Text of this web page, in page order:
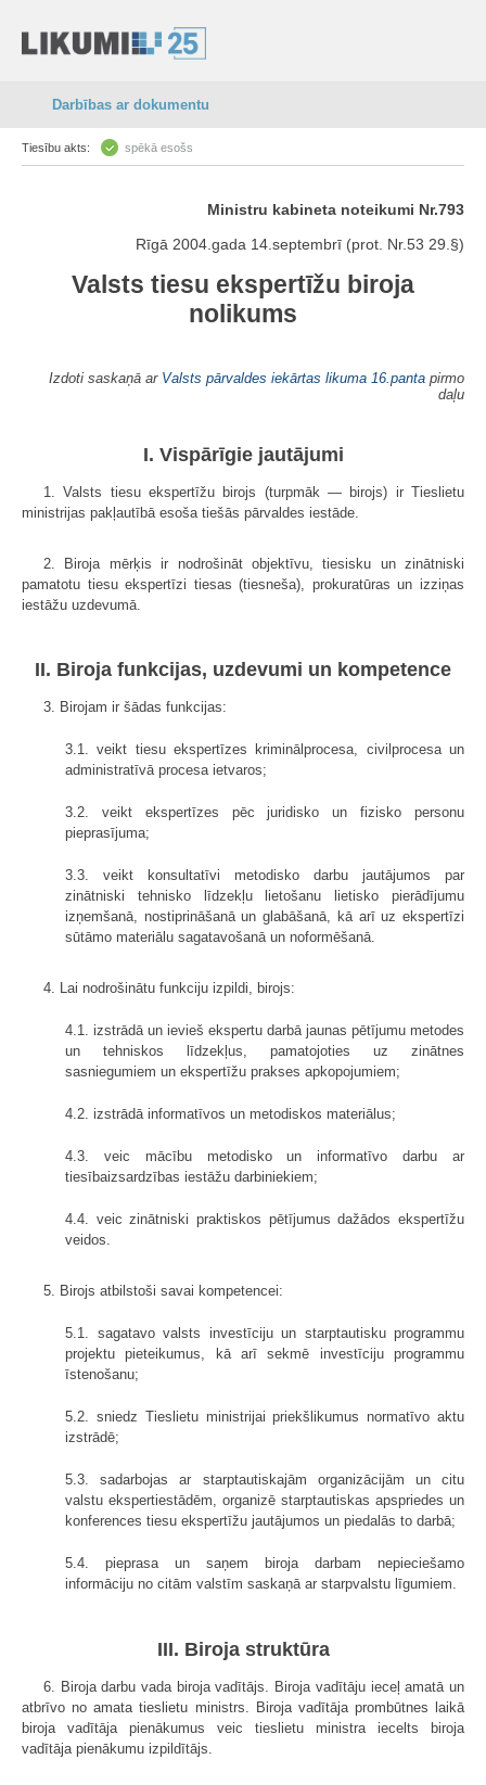
Darbības ar dokumentu
Tiesību akts: spēkā esošs
Ministru kabineta noteikumi Nr.793
Rīgā 2004.gada 14.septembrī (prot. Nr.53 29.§)
Valsts tiesu ekspertīžu biroja
nolikums
Izdoti saskaņā ar Valsts pārvaldes iekārtas likuma 16.panta pirmo
daļu
I. Vispārīgie jautājumi
1. Valsts tiesu ekspertīžu birojs (turpmāk — birojs) ir Tieslietu
ministrijas pakļautībā esoša tiešās pārvaldes iestāde.
2. Biroja mērķis ir nodrošināt objektīvu, tiesisku un zinātniski
pamatotu tiesu ekspertīzi tiesas (tiesneša), prokuratūras un izziņas
iestāžu uzdevumā.
II. Biroja funkcijas, uzdevumi un kompetence
3. Birojam ir šādas funkcijas:
3.1. veikt tiesu ekspertīzes kriminālprocesa, civilprocesa un
administratīvā procesa ietvaros;
3.2. veikt ekspertīzes pēc juridisko un fizisko personu
pieprasījuma;
3.3. veikt konsultatīvi metodisko darbu jautājumos par
zinātniski tehnisko līdzekļu lietošanu lietisko pierādījumu
izņemšanā, nostiprināšanā un glabāšanā, kā arī uz ekspertīzi
sūtāmo materiālu sagatavošanā un noformēšanā.
4. Lai nodrošinātu funkciju izpildi, birojs:
4.1. izstrādā un ievieš ekspertu darbā jaunas pētījumu metodes
un tehniskos līdzekļus, pamatojoties uz zinātnes
sasniegumiem un ekspertīžu prakses apkopojumiem;
4.2. izstrādā informatīvos un metodiskos materiālus;
4.3. veic mācību metodisko un informatīvo darbu ar
tiesībaizsardzības iestāžu darbiniekiem;
4.4. veic zinātniski praktiskos pētījumus dažādos ekspertīžu
veidos.
5. Birojs atbilstoši savai kompetencei:
5.1. sagatavo valsts investīciju un starptautisku programmu
projektu pieteikumus, kā arī sekmē investīciju programmu
īstenošanu;
5.2. sniedz Tieslietu ministrijai priekšlikumus normatīvo aktu
izstrādē;
5.3. sadarbojas ar starptautiskajām organizācijām un citu
valstu ekspertiestādēm, organizē starptautiskas apspriedes un
konferences tiesu ekspertīžu jautājumos un piedalās to darbā;
5.4. pieprasa un saņem biroja darbam nepieciešamo
informāciju no citām valstīm saskaņā ar starpvalstu līgumiem.
III. Biroja struktūra
6. Biroja darbu vada biroja vadītājs. Biroja vadītāju ieceļ amatā un
atbrīvo no amata tieslietu ministrs. Biroja vadītāja prombūtnes laikā
biroja vadītāja pienākumus veic tieslietu ministra iecelts biroja
vadītāja pienākumu izpildītājs.